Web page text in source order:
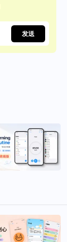
发送